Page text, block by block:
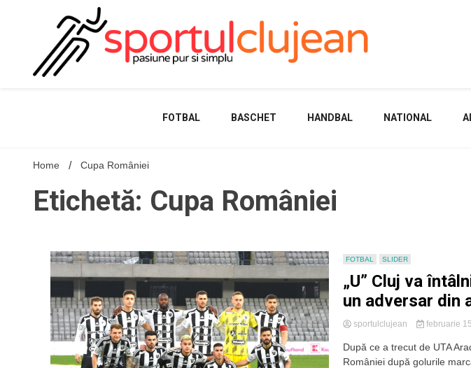
FOTBAL BASCHET HANDBAL NATIONAL
Home Cupa României
Etichetă: Cupa României
FOTBAL SLIDER
„U” Cluj va
un adversar din
sportulclujean februarie
După ce a trecut de UTA
României după golurile